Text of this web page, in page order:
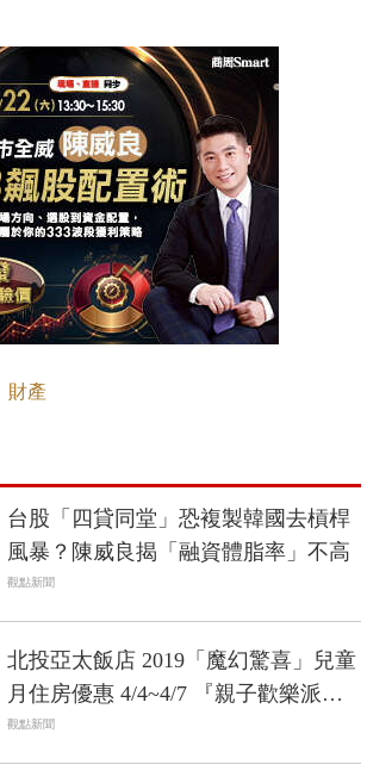
財產
台股「四貸同堂」恐複製韓國去槓桿
風暴？陳威良揭「融資體脂率」不高
觀點新聞
北投亞太飯店 2019「魔幻驚喜」兒童
月住房優惠 4/4~4/7 『親子歡樂派
對』闖關活動 4/1~4/30加映 親子魔幻
秀 & 大錢妮妮口技劇場
觀點新聞